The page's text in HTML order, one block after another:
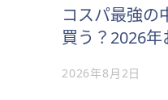
コスパ最強の
買う？2026
2026年8月2日